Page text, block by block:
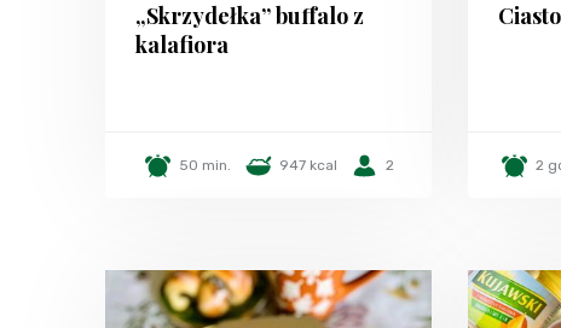
„Skrzydełka” buffalo z
kalafiora
50 min. 947 kcal 2 2